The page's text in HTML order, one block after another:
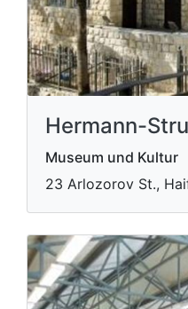
Hermann-
Museum und Kultur
23 Arlozorov St.,